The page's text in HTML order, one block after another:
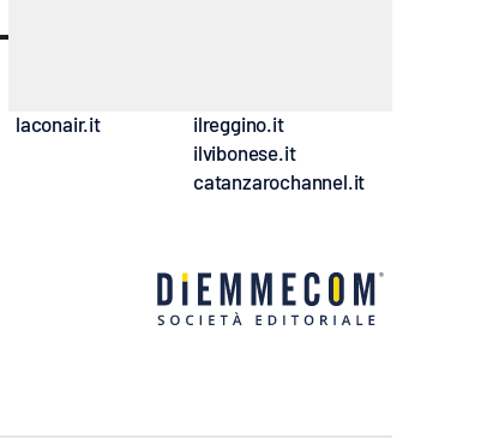
laconair.it
ilreggino.it
ilvibonese.it
catanzarochannel.it